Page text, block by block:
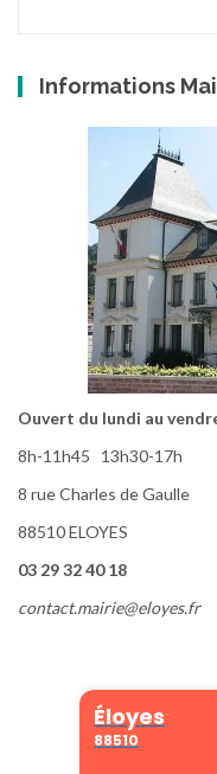
Informations
Ouvert du lundi au
8h-11h45 13h30-17h
8 rue Charles de Gaulle
88510 ELOYES
03 29 32 40 18
contact.mairie@eloyes.fr